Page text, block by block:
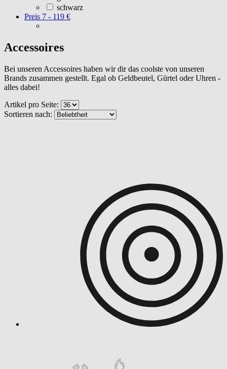
schwarz
Preis 7 - 119 €
Accessoires
Bei unseren Accessoires haben wir dir das coolste von unseren
Brands zusammen gestellt. Egal ob Geldbeutel, Gürtel oder Uhren -
alles dabei!
Artikel pro Seite:
Sortieren nach: